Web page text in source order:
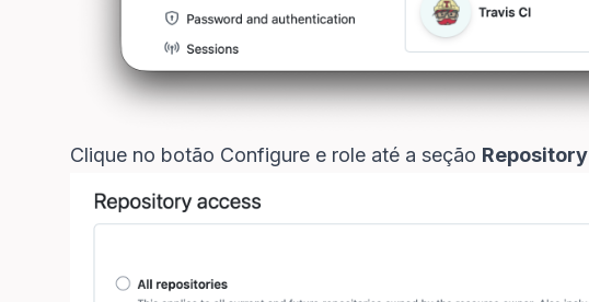
Clique no botão Configure e role até a seção